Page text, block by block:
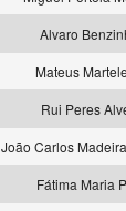
Alvaro
Mateus
Rui Peres
João Carlos
Fátima Maria